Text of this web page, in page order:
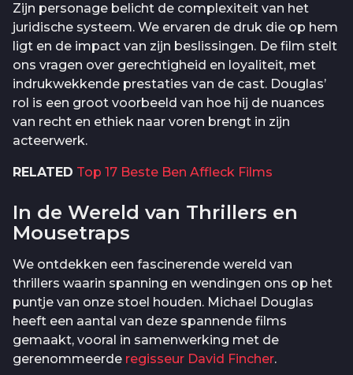
Zijn personage belicht de complexiteit van het
juridische systeem. We ervaren de druk die op hem
ligt en de impact van zijn beslissingen. De film stelt
ons vragen over gerechtigheid en loyaliteit, met
indrukwekkende prestaties van de cast. Douglas’
rol is een groot voorbeeld van hoe hij de nuances
van recht en ethiek naar voren brengt in zijn
acteerwerk.
RELATED Top 17 Beste Ben Affleck Films
In de Wereld van Thrillers en
Mousetraps
We ontdekken een fascinerende wereld van
thrillers waarin spanning en wendingen ons op het
puntje van onze stoel houden. Michael Douglas
heeft een aantal van deze spannende films
gemaakt, vooral in samenwerking met de
gerenommeerde regisseur David Fincher.